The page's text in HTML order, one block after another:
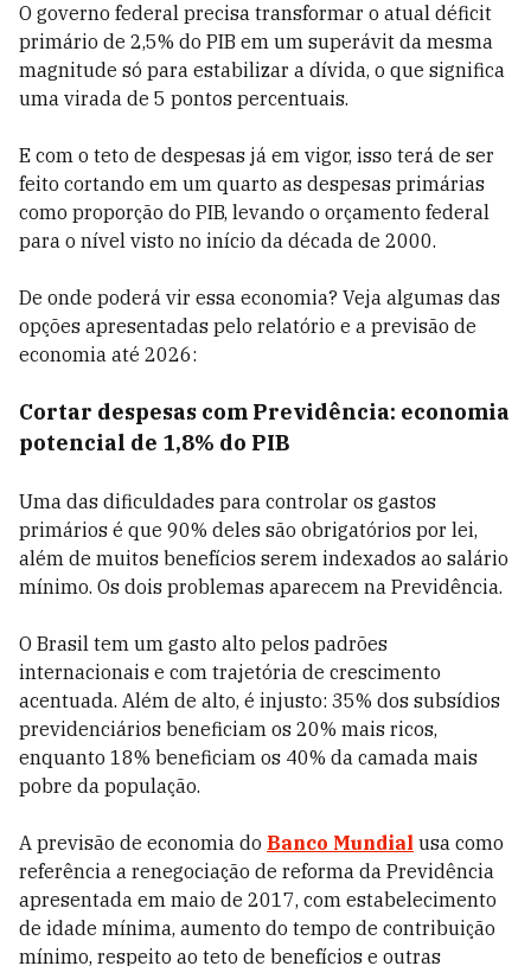
O governo federal precisa transformar o atual déficit
primário de 2,5% do PIB em um superávit da mesma
magnitude só para estabilizar a dívida, o que significa
uma virada de 5 pontos percentuais.
E com o teto de despesas já em vigor, isso terá de ser
feito cortando em um quarto as despesas primárias
como proporção do PIB, levando o orçamento federal
para o nível visto no início da década de 2000.
De onde poderá vir essa economia? Veja algumas das
opções apresentadas pelo relatório e a previsão de
economia até 2026:
Cortar despesas com Previdência: economia
potencial de 1,8% do PIB
Uma das dificuldades para controlar os gastos
primários é que 90% deles são obrigatórios por lei,
além de muitos benefícios serem indexados ao salário
mínimo. Os dois problemas aparecem na Previdência.
O Brasil tem um gasto alto pelos padrões
internacionais e com trajetória de crescimento
acentuada. Além de alto, é injusto: 35% dos subsídios
previdenciários beneficiam os 20% mais ricos,
enquanto 18% beneficiam os 40% da camada mais
pobre da população.
A previsão de economia do Banco Mundial usa como
referência a renegociação de reforma da Previdência
apresentada em maio de 2017, com estabelecimento
de idade mínima, aumento do tempo de contribuição
mínimo, respeito ao teto de benefícios e outras